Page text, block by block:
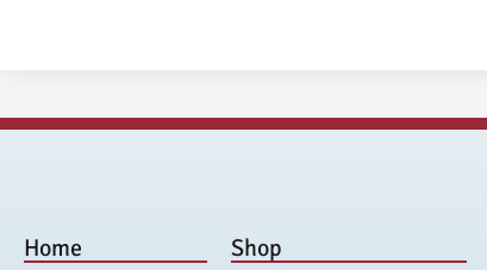
Home
Shop